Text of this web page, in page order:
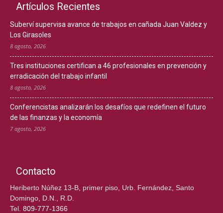
Artículos Recientes
Suberví supervisa avance de trabajos en cañada Juan Valdez y
Los Girasoles
8 agosto, 2026
Tres instituciones certifican a 46 profesionales en prevención y
erradicación del trabajo infantil
8 agosto, 2026
Conferencistas analizarán los desafíos que redefinen el futuro
de las finanzas y la economía
7 agosto, 2026
Contacto
Heriberto Núñez 13-B, primer piso, Urb. Fernández, Santo
Domingo, D.N., R.D.
Tel. 809-777-1366